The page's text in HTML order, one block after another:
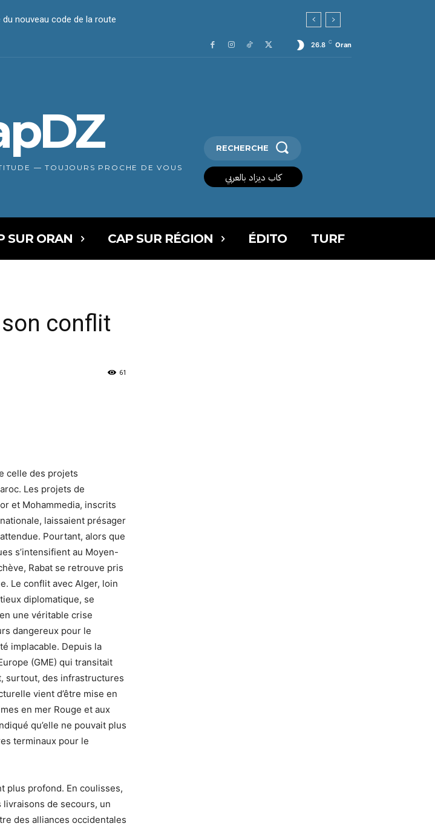
nouveau code de la route
26.8 C Oran
— TOUJOURS PROCHE DE VOUS
RECHERCHE
كاب ديزاد بالعربي
SUR ORAN CAP SUR RÉGION ÉDITO TURF
conflit
61
celle des projets
Les projets de
et Mohammedia, inscrits
laissaient présager
Pourtant, alors que
s’intensifient au Moyen-
Rabat se retrouve pris
Le conflit avec Alger, loin
diplomatique, se
une véritable crise
dangereux pour le
implacable. Depuis la
(GME) qui transitait
surtout, des infrastructures
vient d’être mise en
en mer Rouge et aux
qu’elle ne pouvait plus
terminaux pour le
plus profond. En coulisses,
de secours, un
des alliances occidentales